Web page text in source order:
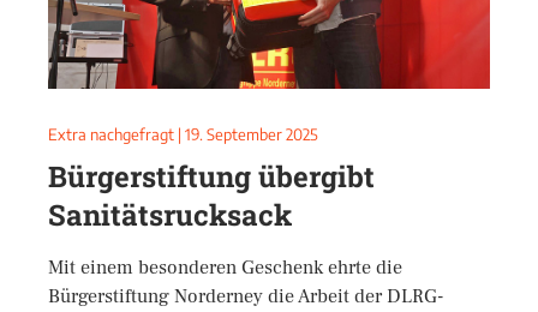
Extra nachgefragt | 19. September 2025
Bürgerstiftung übergibt
Sanitätsrucksack
Mit einem besonderen Geschenk ehrte die
Bürgerstiftung Norderney die Arbeit der DLRG-